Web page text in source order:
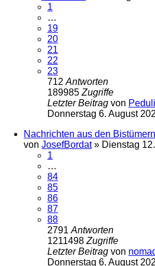
1
…
19
20
21
22
23
712 Antworten
189985 Zugriffe
Letzter Beitrag von Peduli
Donnerstag 6. August
Nachrichten aus den
von JosefBordat» Dienstag
1
…
84
85
86
87
88
2791 Antworten
1211498 Zugriffe
Letzter Beitrag von
Donnerstag 6. August